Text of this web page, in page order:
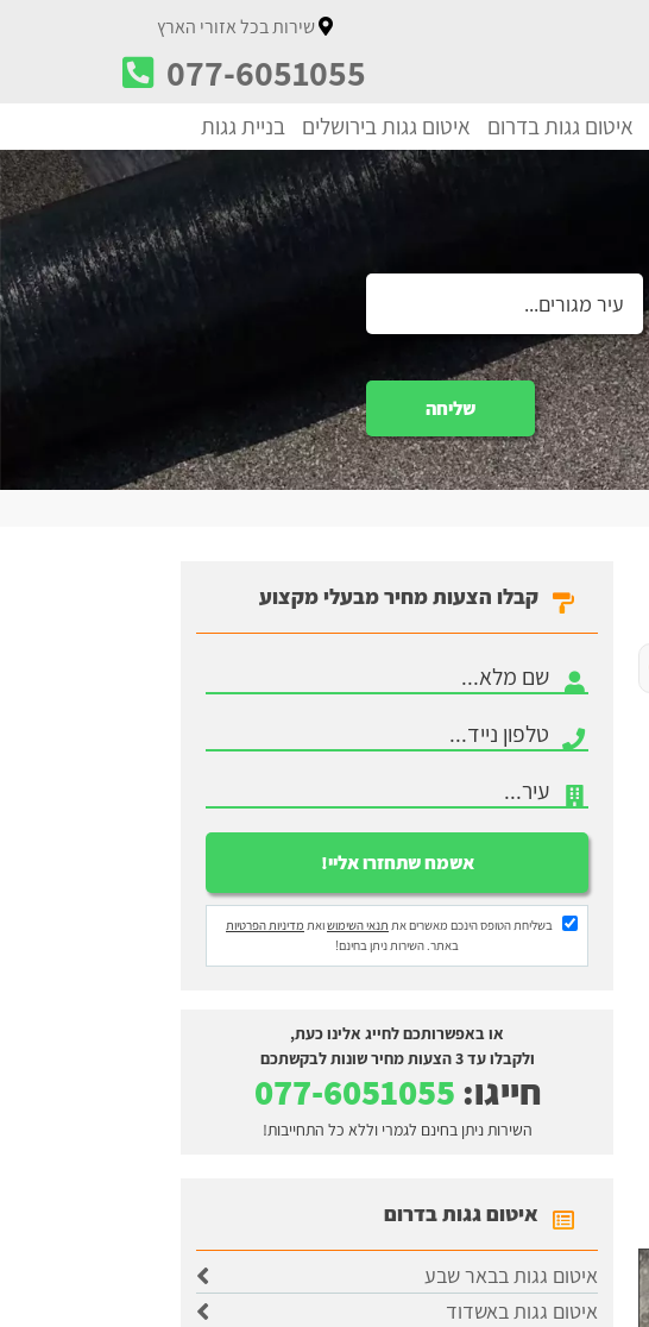
שירות בכל אזורי הארץ
077-6051055
איטום גגות בדרום איטום גגות בירושלים בניית גגות
שליחה
קבלו הצעות מחיר מבעלי מקצוע
בשליחת הטופס הינכם מאשרים את תנאי השימושואת מדיניות הפרטיות
באתר. השירות ניתן בחינם!
או באפשרותכם לחייג אלינו כעת,
ולקבלו עד 3 הצעות מחיר שונות לבקשתכם
חייגו:
השירות ניתן בחינם לגמרי וללא כל התחייבות!
איטום גגות בדרום
איטום גגות בבאר שבע
איטום גגות באשדוד